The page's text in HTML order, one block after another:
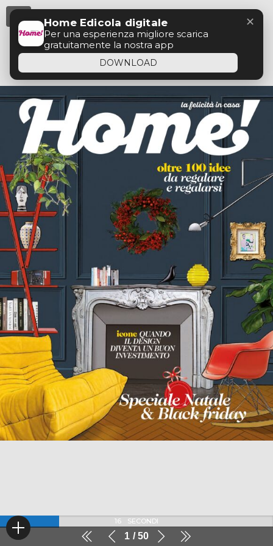
1 50
16 SECONDI
Home Edicola digitale
Per una esperienza migliore scarica
gratuitamente la nostra app
DOWNLOAD
✕
Menu